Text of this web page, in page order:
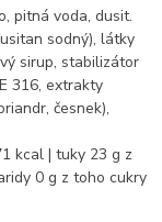
pitná voda, dusit.
sodný), látky
sirup, stabilizátor
316, extrakty
česnek),
kcal | tuky 23 g z
0 g z toho cukry